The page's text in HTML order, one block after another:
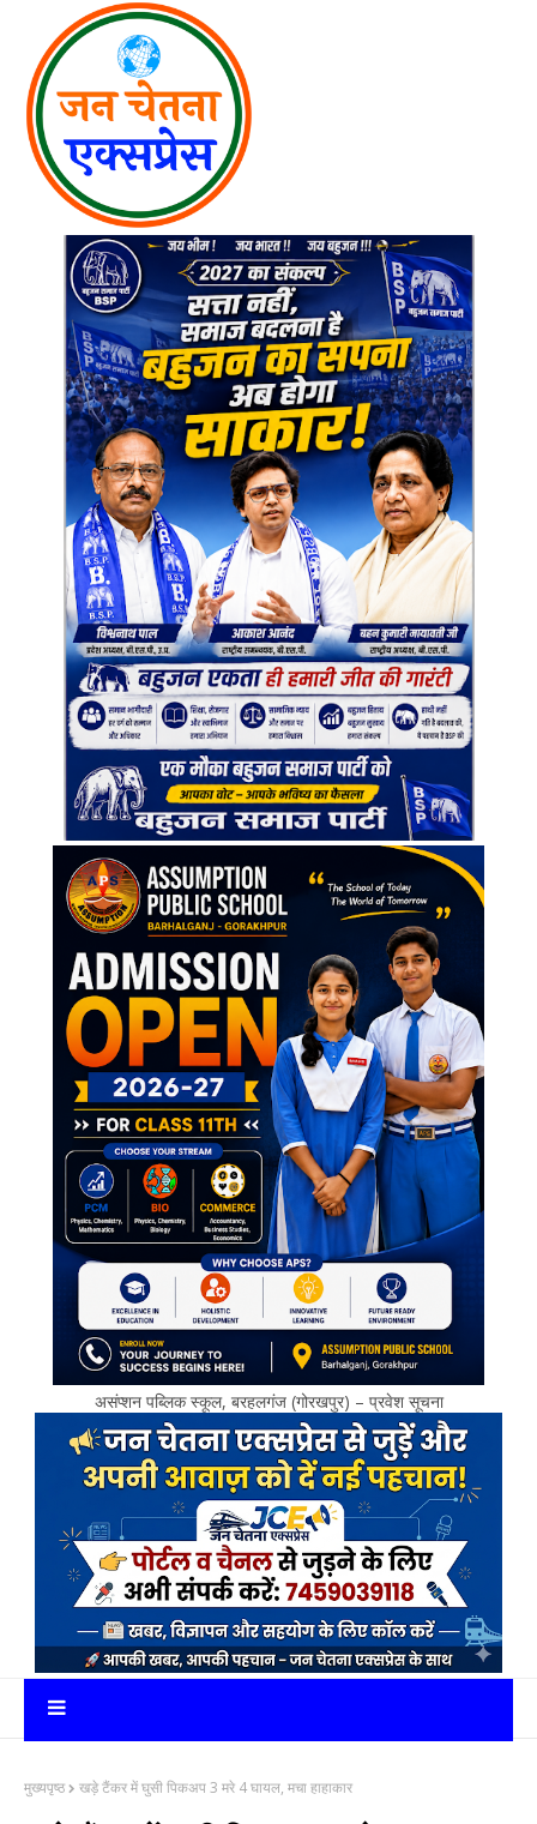
असंप्शन पब्लिक स्कूल, बरहलगंज (गोरखपुर) – प्रवेश सूचना
मुख्यपृष्ठ खड़े टैंकर में घुसी पिकअप 3 मरे 4 घायल, मचा हाहाकार